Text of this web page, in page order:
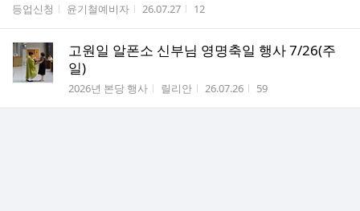
게시판명
등업신청 작성자
윤기철예비자 작성시간
26.07.27 조회수
12
고원일 알폰소 신부님 영명축일 행사 7/26(주
일)
게시판명
2026년 본당 행사 작성자
릴리안 작성시간
26.07.26 조회수
59